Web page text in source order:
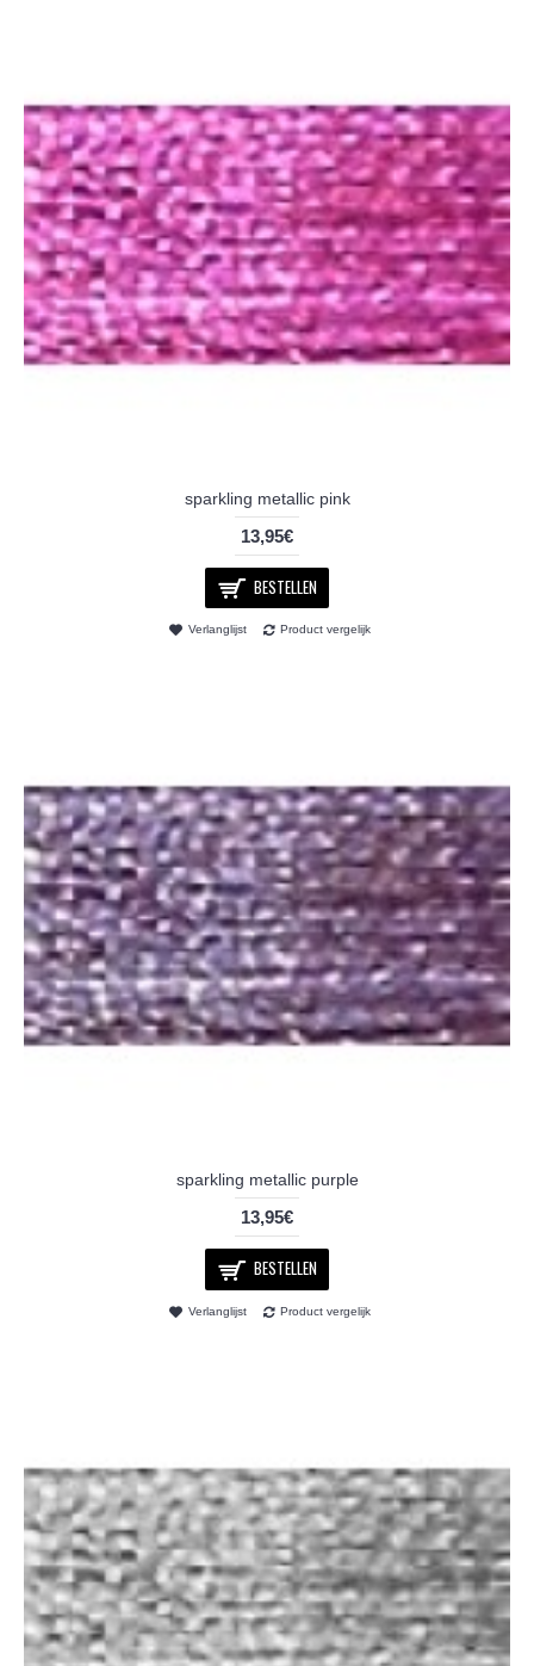
sparkling metallic pink
13,95€
BESTELLEN
Verlanglijst Product vergelijk
sparkling metallic purple
13,95€
BESTELLEN
Verlanglijst Product vergelijk